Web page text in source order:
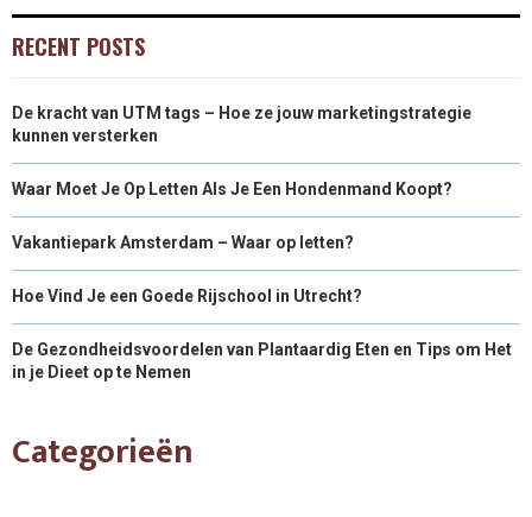
RECENT POSTS
De kracht van UTM tags – Hoe ze jouw marketingstrategie
kunnen versterken
Waar Moet Je Op Letten Als Je Een Hondenmand Koopt?
Vakantiepark Amsterdam – Waar op letten?
Hoe Vind Je een Goede Rijschool in Utrecht?
De Gezondheidsvoordelen van Plantaardig Eten en Tips om Het
in je Dieet op te Nemen
Categorieën